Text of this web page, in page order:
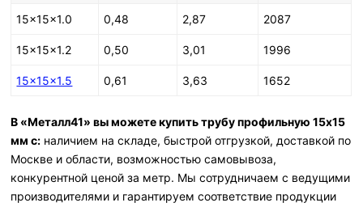
15×15×1.0 0,48 2,87 2087
15×15×1.2 0,50 3,01 1996
15×15×1.5 0,61 3,63 1652
В «Металл41» вы можете купить трубу профильную 15х15
мм с: наличием на складе, быстрой отгрузкой, доставкой по
Москве и области, возможностью самовывоза,
конкурентной ценой за метр. Мы сотрудничаем с ведущими
производителями и гарантируем соответствие продукции